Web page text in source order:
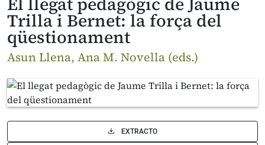
Trilla i Bernet: la força del
qüestionament
Asun Llena, Ana M. Novella (eds.)
EXTRACTO